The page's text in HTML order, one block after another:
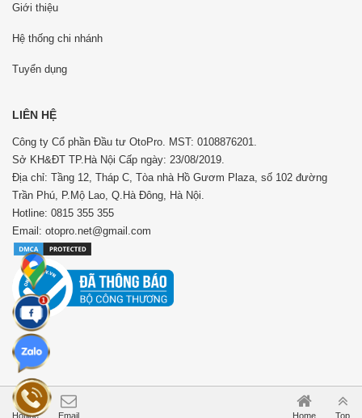
Hotline Email Home Top
Giới thiệu
Hệ thống chi nhánh
Tuyển dụng
LIÊN HỆ
Công ty Cổ phần Đầu tư OtoPro. MST: 0108876201.
Sở KH&ĐT TP.Hà Nội Cấp ngày: 23/08/2019.
Địa chỉ: Tầng 12, Tháp C, Tòa nhà Hồ Gươm Plaza, số 102 đường
Trần Phú, P.Mộ Lao, Q.Hà Đông, Hà Nội.
Hotline: 0815 355 355
Email: otopro.net@gmail.com